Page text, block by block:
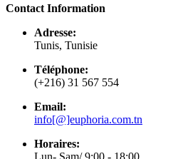
Contact Information
Adresse:
Tunis, Tunisie
Téléphone:
(+216) 31 567 554
Email:
info[@]euphoria.com.tn
Horaires: